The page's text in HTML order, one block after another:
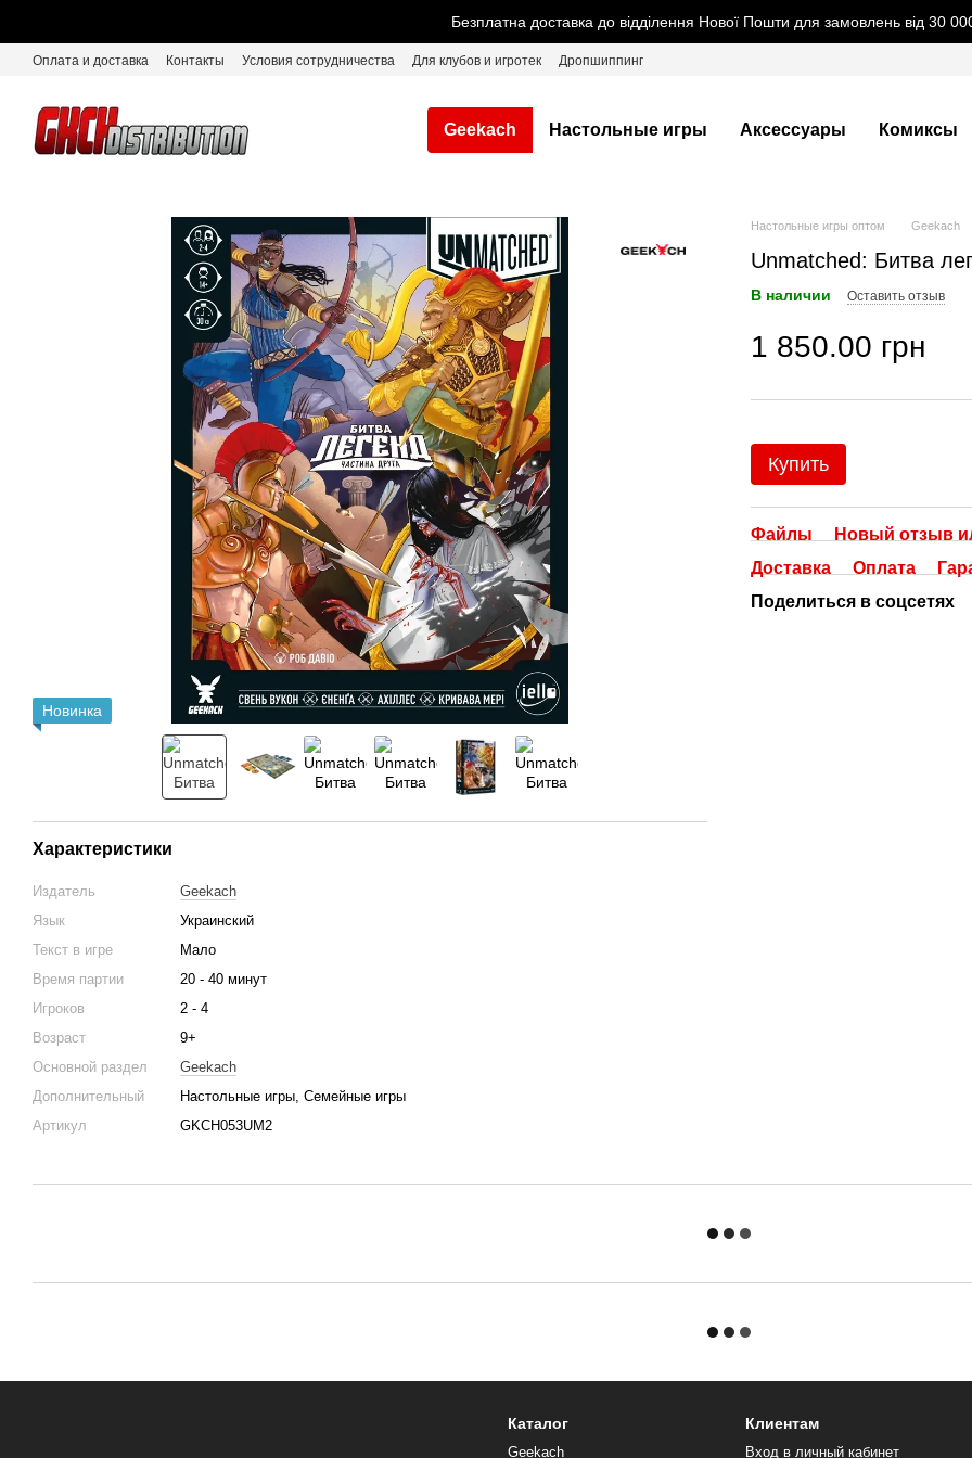
Безплатна доставка до відділення Нової Пошти для замовлень від 30
Оплата и доставка Контакты Условия сотрудничества Для клубов и игротек Дропшиппинг
Geekach Настольные игры Аксессуары Комиксы
Новинка
Характеристики
Издатель
Geekach
Язык
Украинский
Текст в игре
Мало
Время партии
20 - 40 минут
Игроков
2 - 4
Возраст
9+
Основной раздел
Geekach
Дополнительный
Настольные игры, Семейные игры
Артикул
GKCH053UM2
Настольные игры оптом Geekach
Unmatched: Битва
В наличии Оставить отзыв
1 850.00 грн
Купить
Файлы
Новый отзыв
Доставка
Оплата
Поделиться в соцсетях
Каталог
Geekach
Клиентам
Вход в личный кабинет